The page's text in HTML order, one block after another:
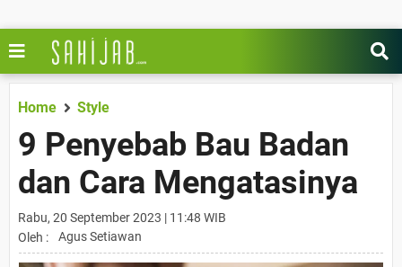
Home Style
9 Penyebab Bau Badan
dan Cara Mengatasinya
Rabu, 20 September 2023 | 11:48 WIB
Oleh :
Agus Setiawan